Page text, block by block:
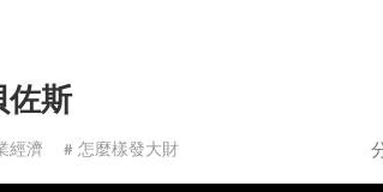
佐斯
經濟 # 怎麼樣發大財